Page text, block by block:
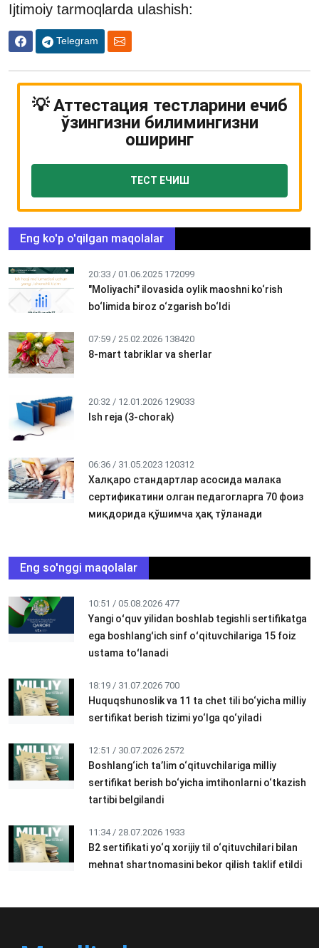
Ijtimoiy tarmoqlarda ulashish:
Telegram
💡 Аттестация тестларини ечиб
ўзингизни билимингизни
оширинг
ТЕСТ ЕЧИШ
Eng ko'p o'qilgan maqolalar
20:33 / 01.06.2025 172099
"Moliyachi" ilovasida oylik maoshni ko‘rish
bo‘limida biroz o‘zgarish bo‘ldi
07:59 / 25.02.2026 138420
8-mart tabriklar va sherlar
20:32 / 12.01.2026 129033
Ish reja (3-chorak)
06:36 / 31.05.2023 120312
Халқаро стандартлар асосида малака
сертификатини олган педагогларга 70 фоиз
миқдорида қўшимча ҳақ тўланади
Eng so'nggi maqolalar
10:51 / 05.08.2026 477
Yangi oʻquv yilidan boshlab tegishli sertifikatga
ega boshlangʻich sinf oʻqituvchilariga 15 foiz
ustama toʻlanadi
18:19 / 31.07.2026 700
Huquqshunoslik va 11 ta chet tili bo‘yicha milliy
sertifikat berish tizimi yo‘lga qo‘yiladi
12:51 / 30.07.2026 2572
Boshlang‘ich ta’lim o‘qituvchilariga milliy
sertifikat berish bo‘yicha imtihonlarni o‘tkazish
tartibi belgilandi
11:34 / 28.07.2026 1933
B2 sertifikati yo‘q xorijiy til o‘qituvchilari bilan
mehnat shartnomasini bekor qilish taklif etildi